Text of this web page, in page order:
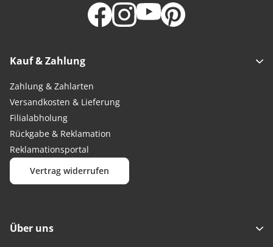
Kauf & Zahlung
Zahlung & Zahlarten
Versandkosten & Lieferung
Filialabholung
Rückgabe & Reklamation
Reklamationsportal
Vertrag widerrufen
Über uns